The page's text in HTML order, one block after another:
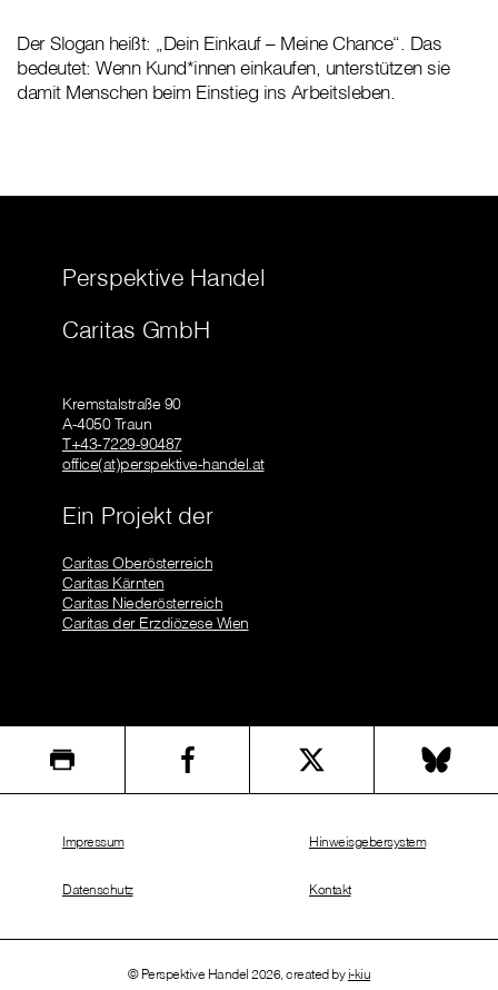
Der Slogan heißt: „Dein Einkauf – Meine Chance“. Das
bedeutet: Wenn Kund*innen einkaufen, unterstützen sie
damit Menschen beim Einstieg ins Arbeitsleben.
Perspektive Handel
Caritas GmbH
Kremstalstraße 90
A-4050 Traun
T+43-7229-90487
office(at)perspektive-handel.at
Ein Projekt der
Caritas Oberösterreich
Caritas Kärnten
Caritas Niederösterreich
Caritas der Erzdiözese Wien
© Perspektive Handel 2026, created by i-kiu
Impressum
Datenschutz
Hinweisgebersystem
Kontakt